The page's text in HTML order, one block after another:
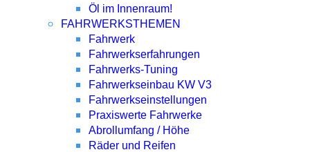
Öl im Innenraum!
FAHRWERKSTHEMEN
Fahrwerk
Fahrwerkserfahrungen
Fahrwerks-Tuning
Fahrwerkseinbau KW V3
Fahrwerkseinstellungen
Praxiswerte Fahrwerke
Abrollumfang / Höhe
Räder und Reifen